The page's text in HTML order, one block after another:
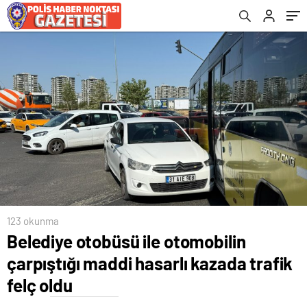
123 okunma
Belediye otobüsü ile otomobilin
çarpıştığı maddi hasarlı kazada trafik
felç oldu